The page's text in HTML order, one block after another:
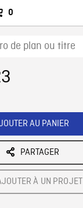
0
AU PANIER
PARTAGER
À UN PROJET